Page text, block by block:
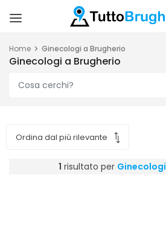
Home Ginecologi a Brugherio
Ginecologi a Brugherio
1 risultato per Ginecologi